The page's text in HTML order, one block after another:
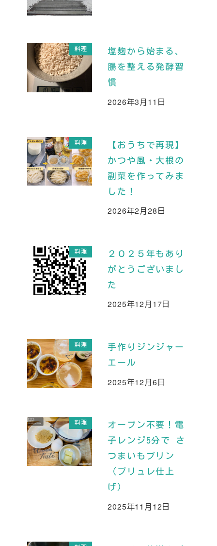
料理
塩麹から始まる、
腸を整える発酵習
慣
投稿日
2026年3月11日
料理
【おうちで再現】
かつや風・大根の
副菜を作ってみま
した！
投稿日
2026年2月28日
料理
２０２５年もあり
がとうございまし
た
投稿日
2025年12月17日
料理
手作りジンジャー
エール
投稿日
2025年12月6日
料理
オーブン不要！電
子レンジ5分で さ
つまいもプリン
（ブリュレ仕上
げ）
投稿日
2025年11月12日